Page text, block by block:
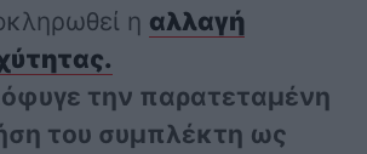
η αλλαγή
την παρατεταμένη
του συμπλέκτη ως